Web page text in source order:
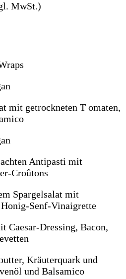
MwSt.)
mit getrockneten T omaten,
Antipasti mit
Croûtons
Spargelsalat mit
Honig-Senf-Vinaigrette
Caesar-Dressing, Bacon,
Kräuterquark und
und Balsamico